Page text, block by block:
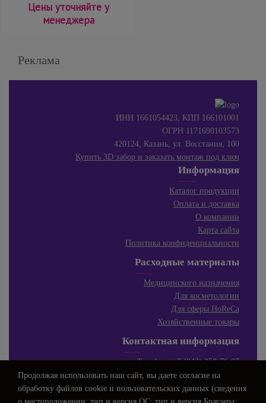
Цены уточняйте у
менеджера
Реклама
ИНН 1661054423, КПП 166101001
ОГРН 1171690103573
420124, Казань, ул. Восстания, 100
Купить 3D забор и заказать монтаж под ключ
Информация
Каталог продукции
Оплата и доставка
О компании
Карта сайта
Политика конфиденциальности
Расходные материалы
Медицинского назначения
Для косметологии
Для сферы HoReCa
Хозяйственные товары
Контактная информация
Телефон:+7 (843) 250-76-07
E-mail:info@profarm.su
Режим работы:
ПН-ЧТ 8.00-16.00
Продолжая использовать наш сайт, вы даете согласие на
обработку файлов cookie и пользовательских данных (сведения